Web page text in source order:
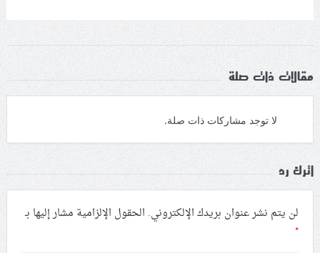
مقالات ذات صلة
لا توجد مشاركات ذات صلة.
اترك رد
لن يتم نشر عنوان بريدك الإلكتروني. الحقول الإلزامية مشار إليها بـ
*